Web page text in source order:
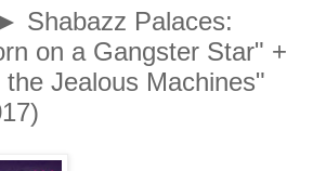
Shabazz Palaces:
on a Gangster Star" +
Jealous Machines"